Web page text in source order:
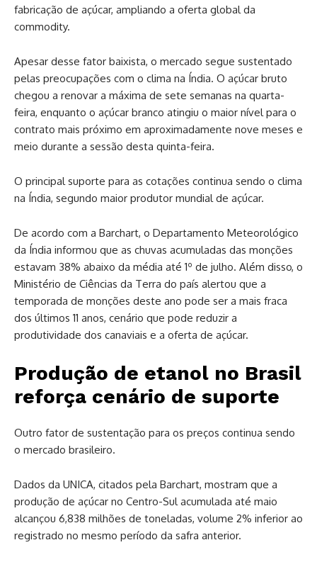
fabricação de açúcar, ampliando a oferta global da
commodity.
Apesar desse fator baixista, o mercado segue sustentado
pelas preocupações com o clima na Índia. O açúcar bruto
chegou a renovar a máxima de sete semanas na quarta-
feira, enquanto o açúcar branco atingiu o maior nível para o
contrato mais próximo em aproximadamente nove meses e
meio durante a sessão desta quinta-feira.
O principal suporte para as cotações continua sendo o clima
na Índia, segundo maior produtor mundial de açúcar.
De acordo com a Barchart, o Departamento Meteorológico
da Índia informou que as chuvas acumuladas das monções
estavam 38% abaixo da média até 1º de julho. Além disso, o
Ministério de Ciências da Terra do país alertou que a
temporada de monções deste ano pode ser a mais fraca
dos últimos 11 anos, cenário que pode reduzir a
produtividade dos canaviais e a oferta de açúcar.
Produção de etanol no Brasil
reforça cenário de suporte
Outro fator de sustentação para os preços continua sendo
o mercado brasileiro.
Dados da UNICA, citados pela Barchart, mostram que a
produção de açúcar no Centro-Sul acumulada até maio
alcançou 6,838 milhões de toneladas, volume 2% inferior ao
registrado no mesmo período da safra anterior.